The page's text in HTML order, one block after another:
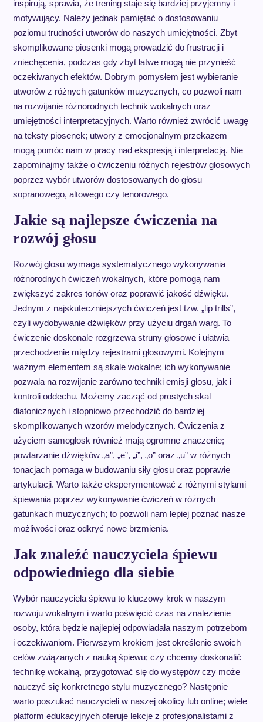
inspirują, sprawia, że trening staje się bardziej przyjemny i
motywujący. Należy jednak pamiętać o dostosowaniu
poziomu trudności utworów do naszych umiejętności. Zbyt
skomplikowane piosenki mogą prowadzić do frustracji i
zniechęcenia, podczas gdy zbyt łatwe mogą nie przynieść
oczekiwanych efektów. Dobrym pomysłem jest wybieranie
utworów z różnych gatunków muzycznych, co pozwoli nam
na rozwijanie różnorodnych technik wokalnych oraz
umiejętności interpretacyjnych. Warto również zwrócić uwagę
na teksty piosenek; utwory z emocjonalnym przekazem
mogą pomóc nam w pracy nad ekspresją i interpretacją. Nie
zapominajmy także o ćwiczeniu różnych rejestrów głosowych
poprzez wybór utworów dostosowanych do głosu
sopranowego, altowego czy tenorowego.
Jakie są najlepsze ćwiczenia na
rozwój głosu
Rozwój głosu wymaga systematycznego wykonywania
różnorodnych ćwiczeń wokalnych, które pomogą nam
zwiększyć zakres tonów oraz poprawić jakość dźwięku.
Jednym z najskuteczniejszych ćwiczeń jest tzw. „lip trills”,
czyli wydobywanie dźwięków przy użyciu drgań warg. To
ćwiczenie doskonale rozgrzewa struny głosowe i ułatwia
przechodzenie między rejestrami głosowymi. Kolejnym
ważnym elementem są skale wokalne; ich wykonywanie
pozwala na rozwijanie zarówno techniki emisji głosu, jak i
kontroli oddechu. Możemy zacząć od prostych skal
diatonicznych i stopniowo przechodzić do bardziej
skomplikowanych wzorów melodycznych. Ćwiczenia z
użyciem samogłosk również mają ogromne znaczenie;
powtarzanie dźwięków „a”, „e”, „i”, „o” oraz „u” w różnych
tonacjach pomaga w budowaniu siły głosu oraz poprawie
artykulacji. Warto także eksperymentować z różnymi stylami
śpiewania poprzez wykonywanie ćwiczeń w różnych
gatunkach muzycznych; to pozwoli nam lepiej poznać nasze
możliwości oraz odkryć nowe brzmienia.
Jak znaleźć nauczyciela śpiewu
odpowiedniego dla siebie
Wybór nauczyciela śpiewu to kluczowy krok w naszym
rozwoju wokalnym i warto poświęcić czas na znalezienie
osoby, która będzie najlepiej odpowiadała naszym potrzebom
i oczekiwaniom. Pierwszym krokiem jest określenie swoich
celów związanych z nauką śpiewu; czy chcemy doskonalić
technikę wokalną, przygotować się do występów czy może
nauczyć się konkretnego stylu muzycznego? Następnie
warto poszukać nauczycieli w naszej okolicy lub online; wiele
platform edukacyjnych oferuje lekcje z profesjonalistami z